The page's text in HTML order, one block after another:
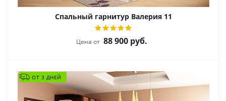
Спальный гарнитур Валерия 11
Цена от 88 900 руб.
ОТ 3 ДНЕЙ